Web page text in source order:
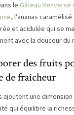
le Gâteau Renversé
, l’ananas
et acidulée qui se
avec la douceur du
des fruits
de fraîcheur
ajoutent une
qui équilibre la